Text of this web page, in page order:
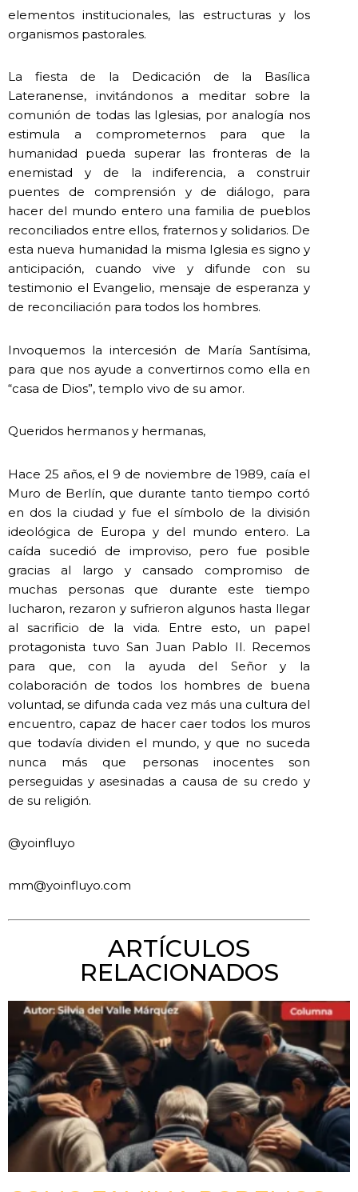
elementos institucionales, las estructuras y los
organismos pastorales.
La fiesta de la Dedicación de la Basílica
Lateranense, invitándonos a meditar sobre la
comunión de todas las Iglesias, por analogía nos
estimula a comprometernos para que la
humanidad pueda superar las fronteras de la
enemistad y de la indiferencia, a construir
puentes de comprensión y de diálogo, para
hacer del mundo entero una familia de pueblos
reconciliados entre ellos, fraternos y solidarios. De
esta nueva humanidad la misma Iglesia es signo y
anticipación, cuando vive y difunde con su
testimonio el Evangelio, mensaje de esperanza y
de reconciliación para todos los hombres.
Invoquemos la intercesión de María Santísima,
para que nos ayude a convertirnos como ella en
“casa de Dios”, templo vivo de su amor.
Queridos hermanos y hermanas,
Hace 25 años, el 9 de noviembre de 1989, caía el
Muro de Berlín, que durante tanto tiempo cortó
en dos la ciudad y fue el símbolo de la división
ideológica de Europa y del mundo entero. La
caída sucedió de improviso, pero fue posible
gracias al largo y cansado compromiso de
muchas personas que durante este tiempo
lucharon, rezaron y sufrieron algunos hasta llegar
al sacrificio de la vida. Entre esto, un papel
protagonista tuvo San Juan Pablo II. Recemos
para que, con la ayuda del Señor y la
colaboración de todos los hombres de buena
voluntad, se difunda cada vez más una cultura del
encuentro, capaz de hacer caer todos los muros
que todavía dividen el mundo, y que no suceda
nunca más que personas inocentes son
perseguidas y asesinadas a causa de su credo y
de su religión.
@yoinfluyo
mm@yoinfluyo.com
ARTÍCULOS
RELACIONADOS